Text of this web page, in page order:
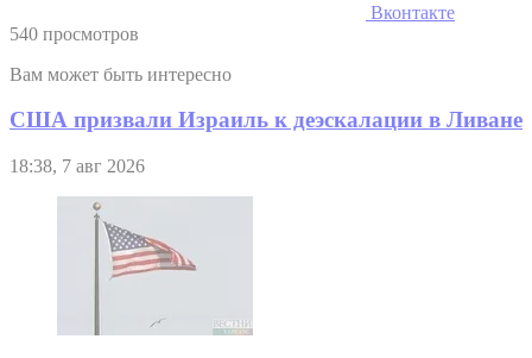
Вконтакте
540 просмотров
Вам может быть интересно
США призвали Израиль к деэскалации в Ливане
18:38, 7 авг 2026